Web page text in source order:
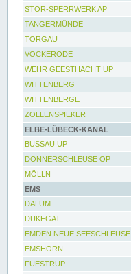
STÖR-SPERRWERK AP
TANGERMÜNDE
TORGAU
VOCKERODE
WEHR GEESTHACHT UP
WITTENBERG
WITTENBERGE
ZOLLENSPIEKER
ELBE-LÜBECK-KANAL
BÜSSAU UP
DONNERSCHLEUSE OP
MÖLLN
EMS
DALUM
DUKEGAT
EMDEN NEUE SEESCHLEUSE
EMSHÖRN
FUESTRUP